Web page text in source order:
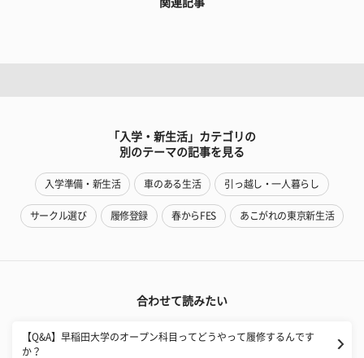
関連記事
「入学・新生活」カテゴリの
別のテーマの記事を見る
入学準備・新生活 車のある生活 引っ越し・一人暮らし
サークル選び 履修登録 春からFES あこがれの東京新生活
合わせて読みたい
【Q&A】早稲田大学のオープン科目ってどうやって履修するんです
か？